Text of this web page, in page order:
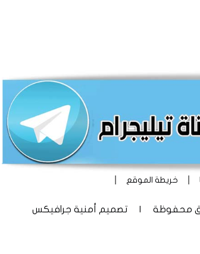
خريطة الموقع
أمنية جرافيكس